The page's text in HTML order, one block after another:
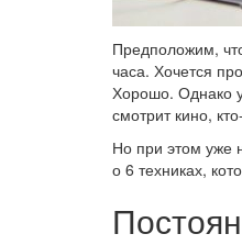
Предположим,
часа. Хочется
Хорошо. Однако
смотрит кино,
Но при этом уже
о 6 техниках,